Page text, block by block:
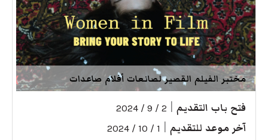
مختبر الفيلم القصير لصانعات أفلام صاعدات
فتح باب التقديم 2 / 9 / 2024
آخر موعد للتقديم 1 / 10 / 2024